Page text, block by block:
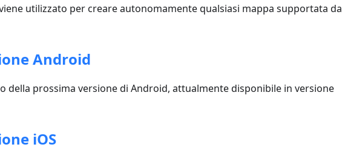
utilizzato per creare autonomamente qualsiasi mappa supportata da
Android
della prossima versione di Android, attualmente disponibile in versione
iOS